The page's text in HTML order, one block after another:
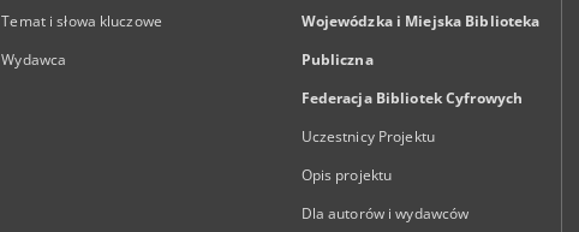
Temat i słowa kluczowe
Wydawca
Wojewódzka i Miejska Biblioteka
Publiczna
Federacja Bibliotek Cyfrowych
Uczestnicy Projektu
Opis projektu
Dla autorów i wydawców